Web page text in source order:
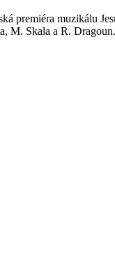
premiéra muzikálu
M. Skala a R. Dragoun.